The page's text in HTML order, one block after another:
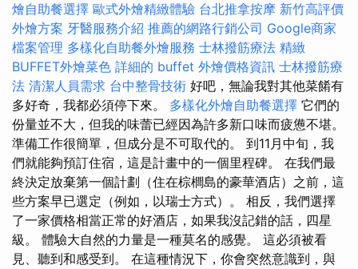
燴自助餐選擇 歐式外燴精緻體驗 台北推拿按摩 新竹高評價
外燴方案 牙醫服務介紹 推薦的網路行銷公司 Google商家
檔案管理 多樣化自助餐外燴服務 士林撥筋療法 精緻
BUFFET外燴菜色 詳細的 buffet 外燴價格資訊 士林撥筋療
法 清潔人員需求 台中整骨技術 好吧，無論我對其他菜餚有
多好奇，我都必須停下來。 多樣化外燴自助餐選擇 它們的
份量並不大，但我的味蕾已經因為許多新口味而疲憊不堪。
準備工作很簡單，但成分是不可取代的。 到11月中旬，我
們就能夠預訂住宿，這是計畫中的一個里程碑。 在我們最
終決定放棄第一個計劃（住在棕櫚島的豪華酒店）之前，這
些方案早已選定（例如，以瑞士方式）。 相反，我們選擇
了一家價格相當正常的好酒店，如果我沒記錯的話，四星
級。 體驗大自然的力量是一種莫名的感覺。 這必須被看
見、聽到和感受到。 在這種情況下，你會突然意識到，與